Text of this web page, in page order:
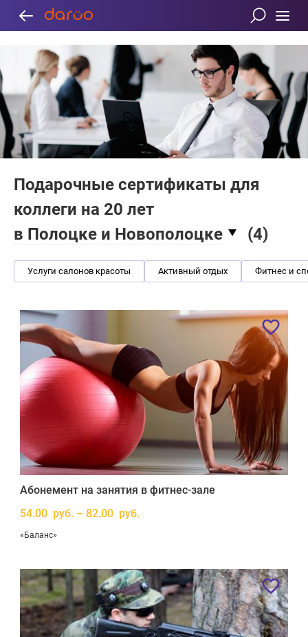
Подарочные сертификаты для
коллеги на 20 лет
в Полоцке и Новополоцке
(4)
Услуги салонов красоты Активный отдых Фитнес и
Абонемент на занятия в фитнес-зале
54.00 руб. – 82.00 руб.
«Баланс»